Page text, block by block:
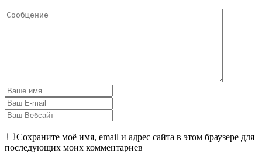
Сохраните моё имя, email и адрес сайта в этом браузере для
последующих моих комментариев